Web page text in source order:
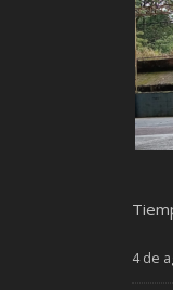
4 de